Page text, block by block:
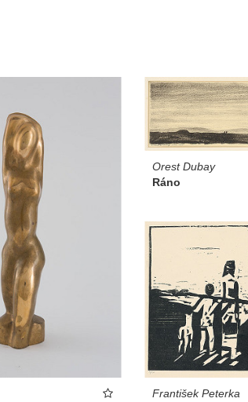
Orest Dubay
Ráno
František Peterka